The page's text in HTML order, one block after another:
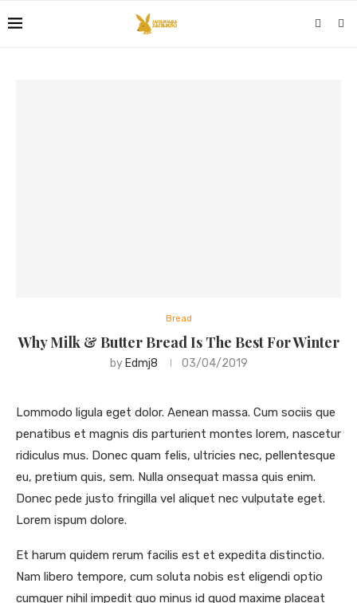
Bread
Why Milk & Butter Bread Is The Best For Winter
by Edmj8 03/04/2019
Lommodo ligula eget dolor. Aenean massa. Cum sociis que
penatibus et magnis dis parturient montes lorem, nascetur
ridiculus mus. Donec quam felis, ultricies nec, pellentesque
eu, pretium quis, sem. Nulla onsequat massa quis enim.
Donec pede justo fringilla vel aliquet nec vulputate eget.
Lorem ispum dolore.
Et harum quidem rerum facilis est et expedita distinctio.
Nam libero tempore, cum soluta nobis est eligendi optio
cumquer nihil impedit quo minus id quod maxime placeat